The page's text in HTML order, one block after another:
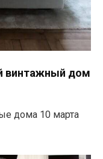
винтажный дом
дома 10 марта